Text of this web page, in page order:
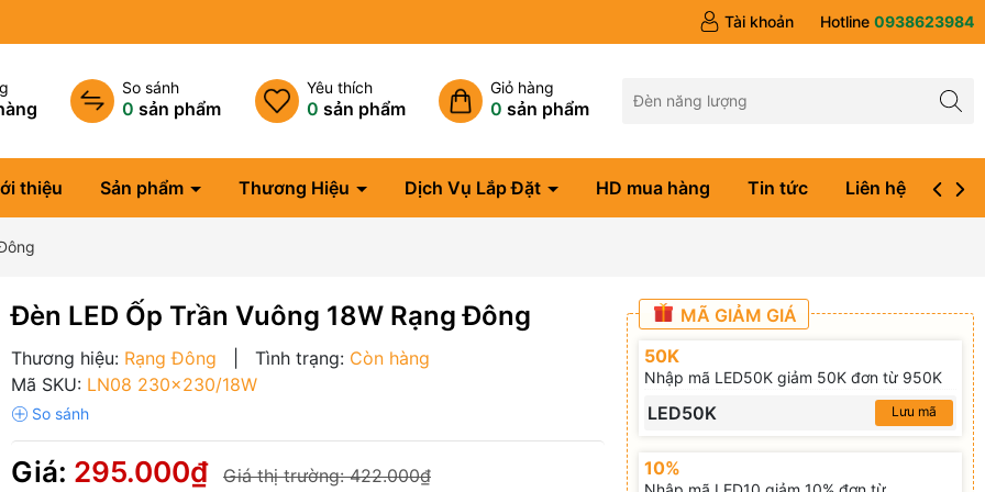
Tài khoản Hotline 0938623984
So sánh
0 sản phẩm
Yêu thích
0 sản phẩm
Giỏ hàng
0 sản phẩm
thiệu Sản phẩm Thương Hiệu Dịch Vụ Lắp Đặt HD mua hàng Tin tức Liên hệ
Đèn LED Ốp Trần Vuông 18W Rạng Đông
Thương hiệu: Rạng Đông Tình trạng: Còn hàng
Mã SKU: LN08 230x230/18W
Giá: 295.000₫ Giá thị trường:422.000₫
MÃ GIẢM GIÁ
50K
Nhập mã LED50K giảm 50K đơn từ 950K
LED50K Lưu mã
10%